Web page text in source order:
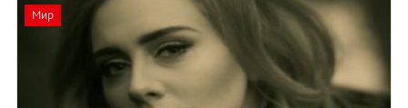
Мир